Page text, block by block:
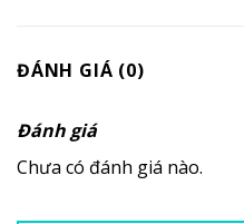
ĐÁNH GIÁ (0)
Đánh giá
Chưa có đánh giá nào.